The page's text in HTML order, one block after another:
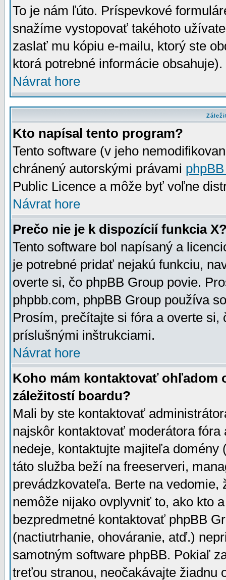
To je nám ľúto. Príspevkové
snažíme vystopovať takéhoto
zaslať mu kópiu e-mailu, ktorý ste
ktorá potrebné informácie
Návrat hore
Kto napísal tento program?
Tento software (v jeho
chránený autorskými právami
Public Licence a môže byť voľne
Návrat hore
Prečo nie je k dispozícií funkcia
Tento software bol napísaný a
je potrebné pridať nejakú funkciu,
overte si, čo phpBB Group povie.
phpbb.com, phpBB Group používa
Prosím, prečítajte si fóra a overte
príslušnými inštrukciami.
Návrat hore
Koho mám kontaktovať ohľadom
záležitostí boardu?
Mali by ste kontaktovať
najskôr kontaktovať moderátora
nedeje, kontaktujte majiteľa
táto služba beží na freeserveri,
prevádzkovateľa. Berte na vedomie,
nemôže nijako ovplyvniť to, ako kto
bezpredmetné kontaktovať phpBB
(nactiutrhanie, ohováranie, atď.)
samotným software phpBB. Pokiaľ
treťou stranou, neočakávajte žiadnu